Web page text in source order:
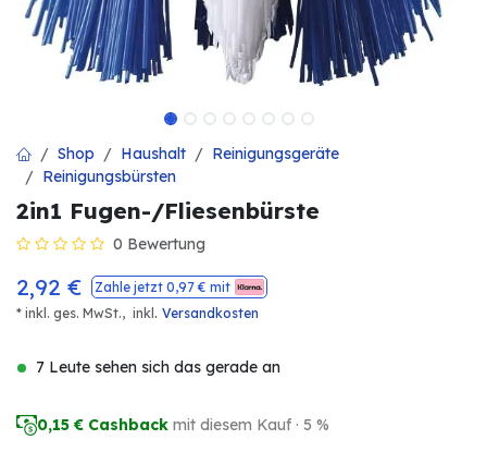
Shop Haushalt
Reinigungsgeräte
Reinigungsbürsten
2in1 Fugen-/Fliesenbürste
0 Bewertung
2,92 € Zahle jetzt 0,97€ mit
* inkl. ges. MwSt., inkl . Versandkosten
7 Leute sehen sich das gerade an
0,15 € Cashback mit diesem Kauf · 5 %